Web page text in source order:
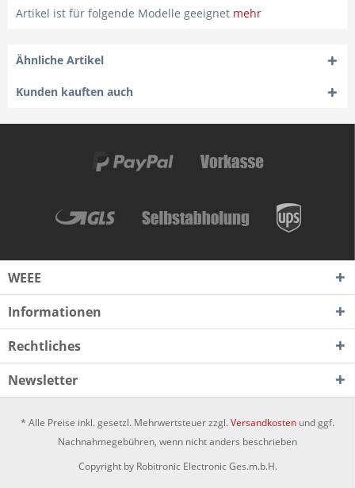
Artikel ist für folgende Modelle geeignet mehr
Ähnliche Artikel
Kunden kauften auch
WEEE
Informationen
Rechtliches
Newsletter
* Alle Preise inkl. gesetzl. Mehrwertsteuer zzgl.Versandkosten und ggf.
Nachnahmegebühren, wenn nicht anders beschrieben
Copyright by Robitronic Electronic Ges.m.b.H.